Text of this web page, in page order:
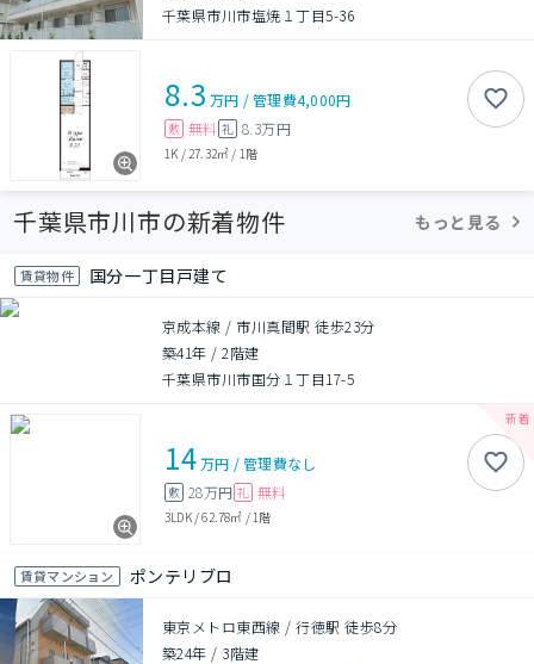
千葉県市川市塩焼１丁目5-36
8.3 万円 /管理費4,000円
敷 無料 礼 8.3万円
1K / 27.32㎡ / 1階
千葉県市川市の新着物件 もっと見る
賃貸物件 国分一丁目戸建て
京成本線 / 市川真間駅 徒歩23分
築41年 /2階建
千葉県市川市国分１丁目17-5
14万円 /管理費なし
敷 28万円 礼 無料
3LDK/62.78㎡ / 1階
賃貸マンション ポンテリブロ
東京メトロ東西線 / 行徳駅 徒歩8分
築24年 / 3階建